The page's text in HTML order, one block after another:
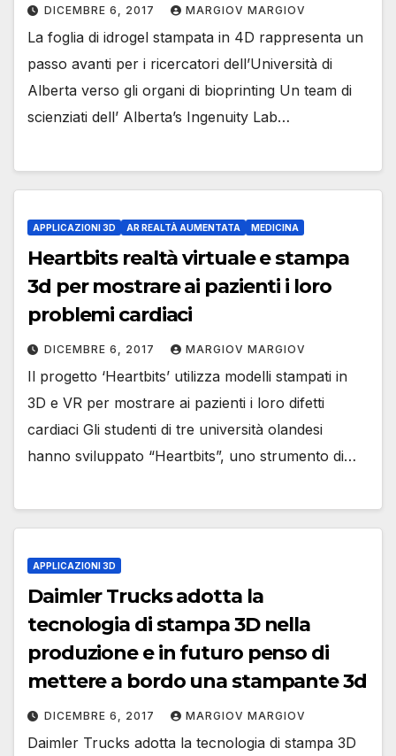
DICEMBRE 6, 2017 MARGIOV MARGIOV
La foglia di idrogel stampata in 4D rappresenta un
passo avanti per i ricercatori dell’Università di
Alberta verso gli organi di bioprinting Un team di
scienziati dell’ Alberta’s Ingenuity Lab…
APPLICAZIONI 3D AR REALTÀ AUMENTATA MEDICINA
Heartbits realtà virtuale e stampa
3d per mostrare ai pazienti i loro
problemi cardiaci
DICEMBRE 6, 2017 MARGIOV MARGIOV
Il progetto ‘Heartbits’ utilizza modelli stampati in
3D e VR per mostrare ai pazienti i loro difetti
cardiaci Gli studenti di tre università olandesi
hanno sviluppato “Heartbits”, uno strumento di…
APPLICAZIONI 3D
Daimler Trucks adotta la
tecnologia di stampa 3D nella
produzione e in futuro penso di
mettere a bordo una stampante 3d
DICEMBRE 6, 2017 MARGIOV MARGIOV
Daimler Trucks adotta la tecnologia di stampa 3D